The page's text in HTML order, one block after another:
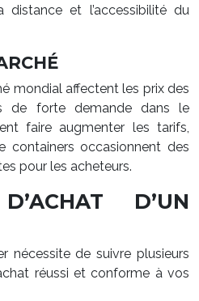
distance et l’accessibilité du
mondial affectent les prix des
de forte demande dans le
faire augmenter les tarifs,
containers occasionnent des
pour les acheteurs.
D’UN
nécessite de suivre plusieurs
réussi et conforme à vos